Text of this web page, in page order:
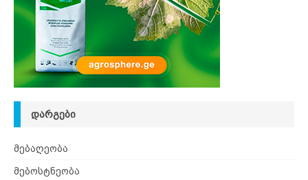
ᲓᲐᲠᲒᲔᲑᲘ
მებაღეობა
მებოსტნეობა